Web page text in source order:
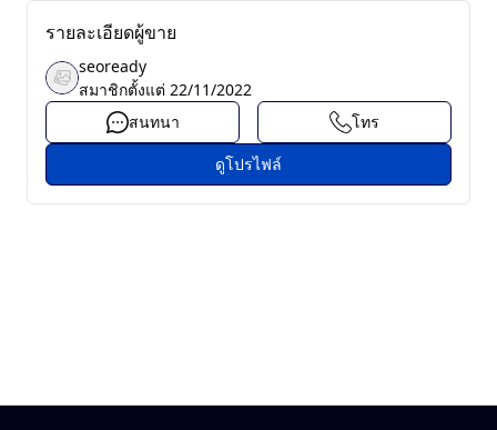
รายละเอียดผู้ขาย
seoready
สมาชิกตั้งแต่ 22/11/2022
สนทนา
โทร
ดูโปรไฟล์